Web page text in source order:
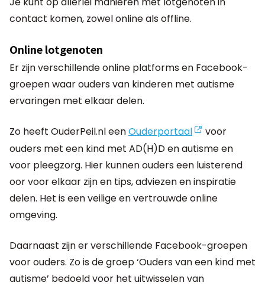
contact komen, zowel online als offline.
Online lotgenoten
Er zijn verschillende online platforms en Facebook-
groepen waar ouders van kinderen met autisme
ervaringen met elkaar delen.
Zo heeft OuderPeil.nl eenOuderportaal
voor
ouders met een kind met AD(H)D en autisme en
voor pleegzorg. Hier kunnen ouders een luisterend
oor voor elkaar zijn en tips, adviezen en inspiratie
delen. Het is een veilige en vertrouwde online
omgeving.
Daarnaast zijn er verschillende Facebook-groepen
voor ouders. Zo is de groep ‘Ouders van een kind met
autisme’ bedoeld voor het uitwisselen van